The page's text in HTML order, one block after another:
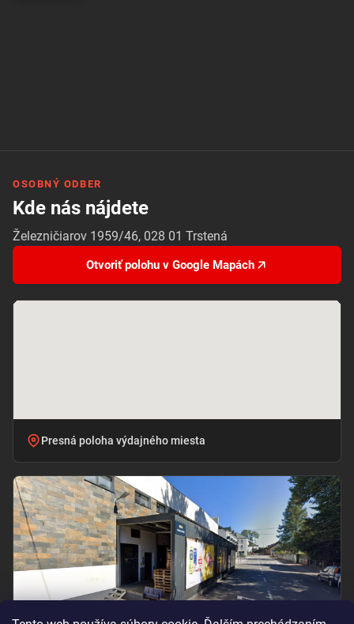
OSOBNÝ ODBER
Kde nás nájdete
Železničiarov 1959/46, 028 01 Trstená
Otvoriť polohu v Google Mapách
Presná poloha výdajného miesta